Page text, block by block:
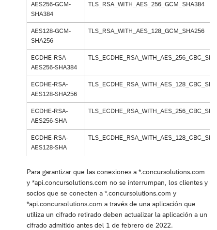
AES256-GCM-
SHA384
TLS_RSA_WITH_AES_256_GCM_SHA384
AES128-GCM-
SHA256
TLS_RSA_WITH_AES_128_GCM_SHA256
ECDHE-RSA-
AES256-SHA384
ECDHE-RSA-
AES128-SHA256
ECDHE-RSA-
AES256-SHA
TLS_ECDHE_RSA_WITH_AES_256_CBC_SHA
ECDHE-RSA-
AES128-SHA
TLS_ECDHE_RSA_WITH_AES_128_CBC_SHA
Para garantizar que las conexiones a *.concursolutions.com
y *api.concursolutions.com no se interrumpan, los clientes y
socios que se conecten a *.concursolutions.com y
*api.concursolutions.com a través de una aplicación que
utiliza un cifrado retirado deben actualizar la aplicación a un
cifrado admitido antes del 1 de febrero de 2022.